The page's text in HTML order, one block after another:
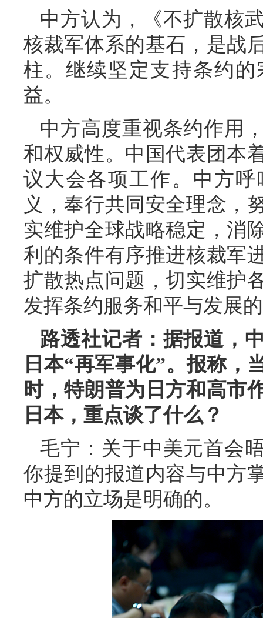
中方认为，《不扩散核
核裁军体系的基石，是战
柱。继续坚定支持条约
益。
中方高度重视条约作用
和权威性。中国代表团本
议大会各项工作。中方
义，奉行共同安全理念，
实维护全球战略稳定，消
利的条件有序推进核裁军
扩散热点问题，切实维护
发挥条约服务和平与发展
路透社记者：据报道，
日本“再军事化”。报称，
时，特朗普为日方和高市
日本，重点谈了什么？
毛宁：关于中美元首会
你提到的报道内容与中方
中方的立场是明确的。